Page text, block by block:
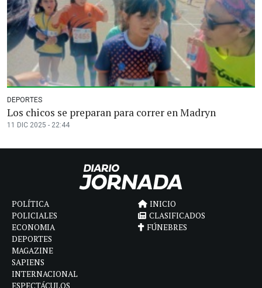
DEPORTES
Los chicos se preparan para correr en Madryn
11 DIC 2025 - 22:44
POLÍTICA
POLICIALES
ECONOMIA
DEPORTES
MAGAZINE
SAPIENS
INTERNACIONAL
INICIO
CLASIFICADOS
FÚNEBRES